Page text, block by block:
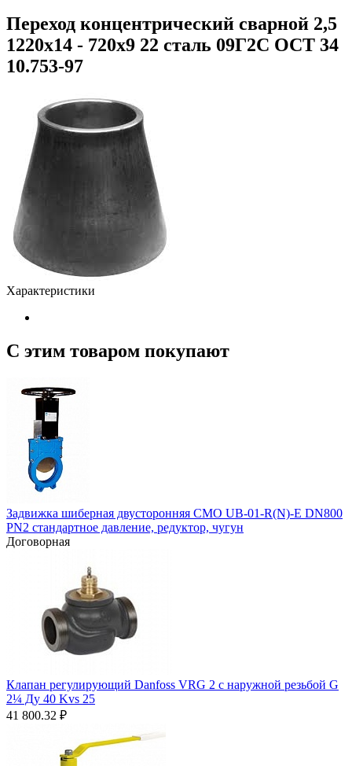
Переход концентрический сварной 2,5
1220х14 - 720х9 22 сталь 09Г2С ОСТ 34
10.753-97
Характеристики
С этим товаром покупают
Задвижка шиберная двусторонняя СМО UB-01-R(N)-E DN800
PN2 стандартное давление, редуктор, чугун
Договорная
Клапан регулирующий Danfoss VRG 2 с наружной резьбой G
2¼ Ду 40 Kvs 25
41 800.32 ₽